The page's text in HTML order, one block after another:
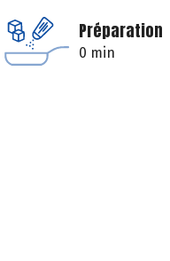
Préparation
0 min